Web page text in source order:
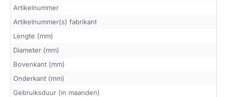
Artikelnummer
Artikelnummer(s) fabrikant
Lengte (mm)
Diameter (mm)
Bovenkant (mm)
Onderkant (mm)
Gebruiksduur (in maanden)